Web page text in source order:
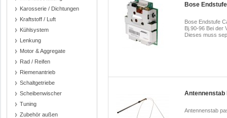
Karosserie / Dichtungen
Kraftstoff / Luft
Kühlsystem
Lenkung
Motor & Aggregate
Rad / Reifen
Riemenantrieb
Schaltgetriebe
Scheibenwischer
Tuning
Zubehör außen
Bose
Bose Endstufe
Bj.90-96 Bei der
Dieses muss
Antennenstab
Antennenstab